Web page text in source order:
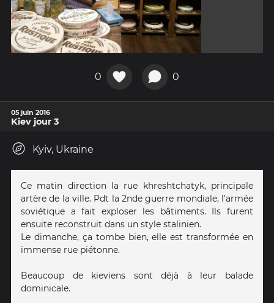
0 0
05 juin 2016
Kiev jour 3
Kyiv, Ukraine
Ce matin direction la rue khreshtchatyk, principale
artère de la ville. Pdt la 2nde guerre mondiale, l'armée
soviétique a fait exploser les bâtiments. Ils furent
ensuite reconstruit dans un style stalinien.
Le dimanche, ça tombe bien, elle est transformée en
immense rue piétonne.
Beaucoup de kieviens sont déjà à leur balade
dominicale.